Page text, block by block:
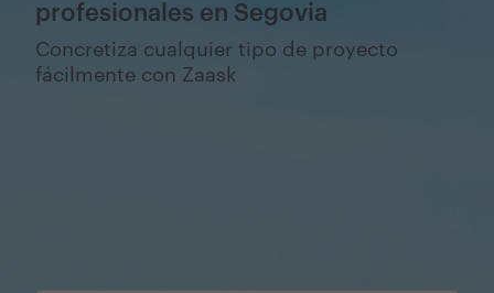
profesionales en Segovia
Concretiza cualquier tipo de proyecto
fácilmente con Zaask